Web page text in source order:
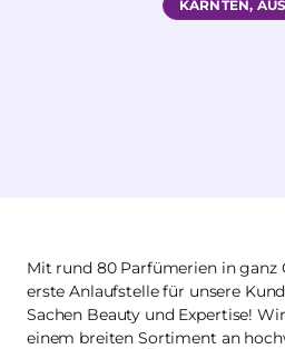
KÄRNTEN,
Mit rund 80 Parfümerien in ganz
erste Anlaufstelle für unsere
Sachen Beauty und Expertise!
einem breiten Sortiment an